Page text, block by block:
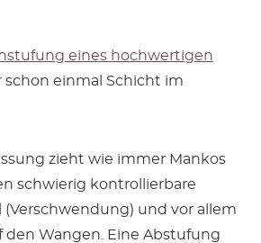
eines hochwertigen
schon einmal Schicht im
zieht wie immer Mankos
schwierig kontrollierbare
(Verschwendung) und vor allem
den Wangen. Eine Abstufung